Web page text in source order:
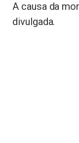
A causa da
divulgada.